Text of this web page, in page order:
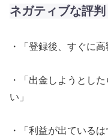
ネガティブな評判
・「登録後、すぐに
・「出金しようとし
い」
・「利益が出ている